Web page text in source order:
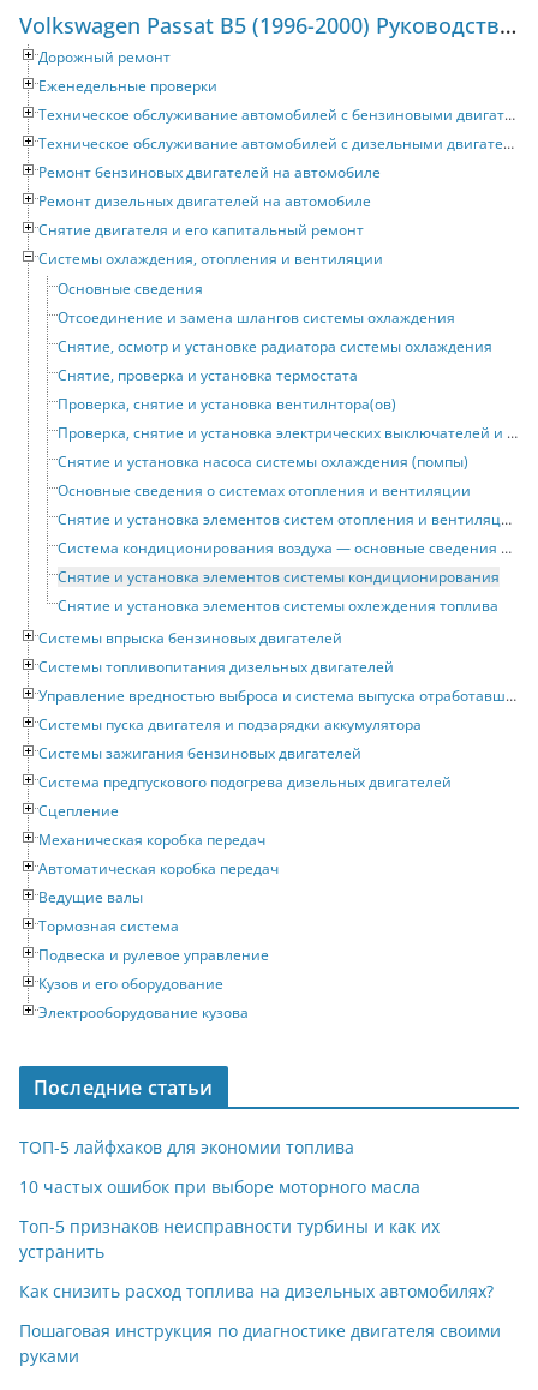
Volkswagen Passat B5 (1996-2000) Руководство по ремонту и техническому обслуживанию
Дорожный ремонт
Еженедельные проверки
Техническое обслуживание автомобилей с бензиновыми двигателями
Техническое обслуживание автомобилей с дизельными двигателями
Ремонт бензиновых двигателей на автомобиле
Ремонт дизельных двигателей на автомобиле
Снятие двигателя и его капитальный ремонт
Системы охлаждения, отопления и вентиляции
Основные сведения
Отсоединение и замена шлангов системы охлаждения
Снятие, осмотр и установке радиатора системы охлаждения
Снятие, проверка и установка термостата
Проверка, снятие и установка вентилнтора(ов)
Проверка, снятие и установка электрических выключателей и датчиков системы охлаждения
Снятие и установка насоса системы охлаждения (помпы)
Основные сведения о системах отопления и вентиляции
Снятие и установка элементов систем отопления и вентиляции
Система кондиционирования воздуха — основные сведения и меры предосторожности
Снятие и установка элементов системы кондиционирования
Снятие и установка элементов системы охлеждения топлива
Системы впрыска бензиновых двигателей
Системы топливопитания дизельных двигателей
Управление вредностью выброса и система выпуска отработавших газов
Системы пуска двигателя и подзарядки аккумулятора
Системы зажигания бензиновых двигателей
Система предпускового подогрева дизельных двигателей
Сцепление
Механическая коробка передач
Автоматическая коробка передач
Ведущие валы
Тормозная система
Подвеска и рулевое управление
Кузов и его оборудование
Электрооборудование кузова
Последние статьи
ТОП-5 лайфхаков для экономии топлива
10 частых ошибок при выборе моторного масла
Топ-5 признаков неисправности турбины и как их
устранить
Как снизить расход топлива на дизельных автомобилях?
Пошаговая инструкция по диагностике двигателя своими
руками